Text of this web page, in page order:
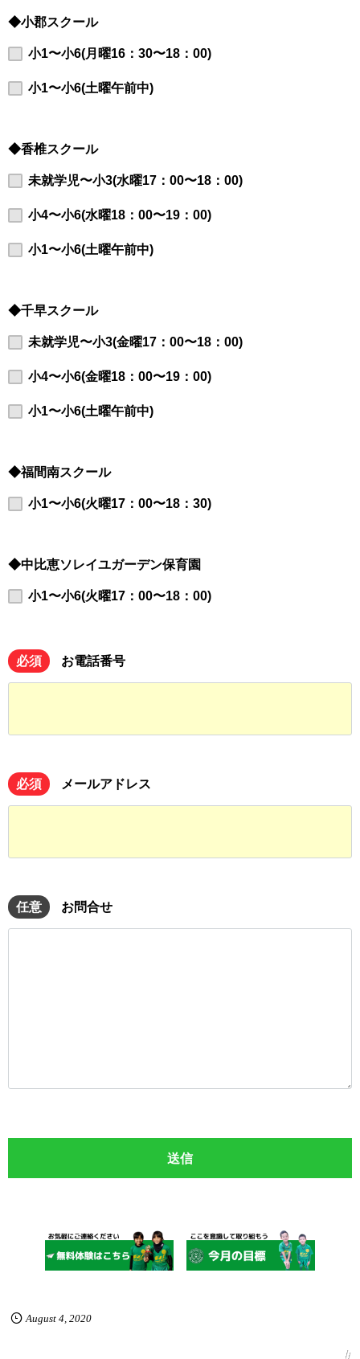
◆小郡スクール
小1〜小6(月曜16：30〜18：00)
小1〜小6(土曜午前中)
◆香椎スクール
未就学児〜小3(水曜17：00〜18：00)
小4〜小6(水曜18：00〜19：00)
小1〜小6(土曜午前中)
◆千早スクール
未就学児〜小3(金曜17：00〜18：00)
小4〜小6(金曜18：00〜19：00)
小1〜小6(土曜午前中)
◆福間南スクール
小1〜小6(火曜17：00〜18：30)
◆中比恵ソレイユガーデン保育園
小1〜小6(火曜17：00〜18：00)
必須 お電話番号
必須 メールアドレス
任意 お問合せ
August 4, 2020